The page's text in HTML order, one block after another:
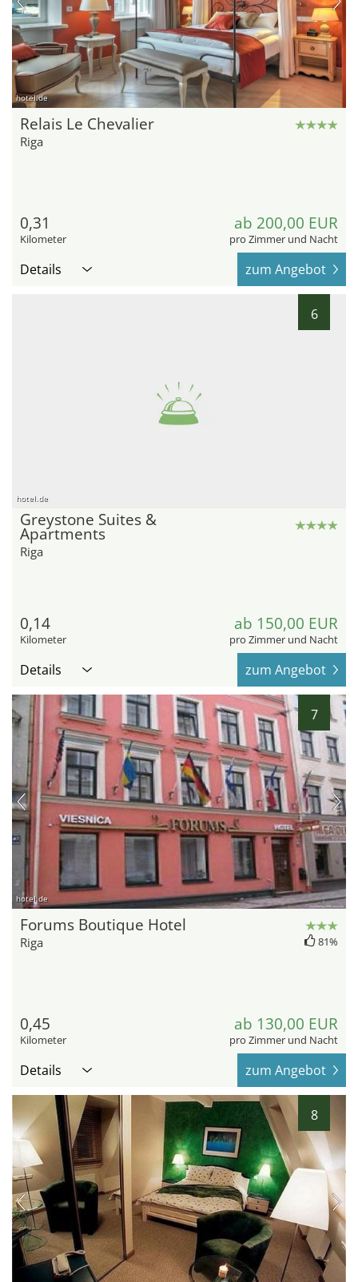
hotel.de
Relais Le Chevalier
Riga
0,31
Kilometer
ab 200,00 EUR
pro Zimmer und Nacht
Details zum Angebot
6
hotel.de
Greystone Suites &
Apartments
Riga
0,14
Kilometer
ab 150,00 EUR
pro Zimmer und Nacht
Details zum Angebot
7
hotel.de
Forums Boutique Hotel
Riga 81%
0,45
Kilometer
ab 130,00 EUR
pro Zimmer und Nacht
Details zum Angebot
8